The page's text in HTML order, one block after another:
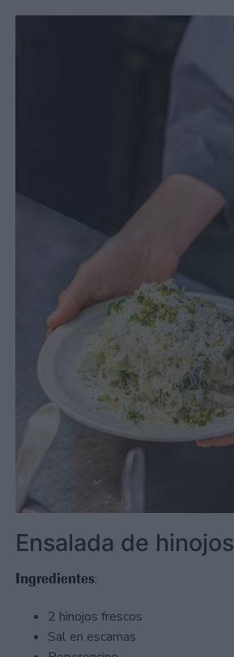
Ensalada de hinojos
Ingredientes:
2 hinojos frescos
Sal en escamas